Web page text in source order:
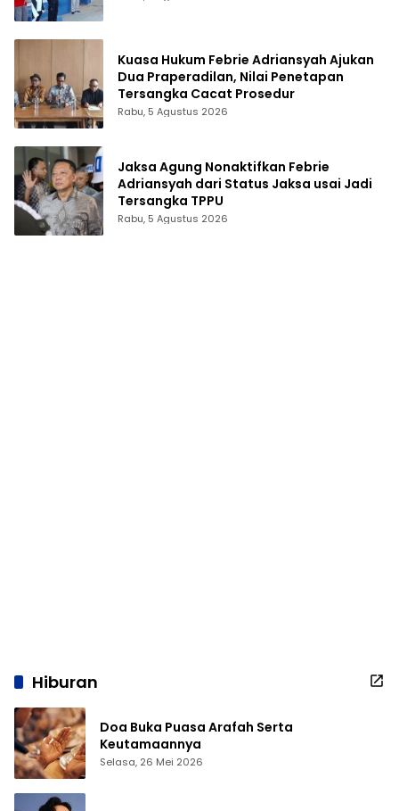
Kuasa Hukum Febrie Adriansyah Ajukan
Dua Praperadilan, Nilai Penetapan
Tersangka Cacat Prosedur
Rabu, 5 Agustus 2026
Jaksa Agung Nonaktifkan Febrie
Adriansyah dari Status Jaksa usai Jadi
Tersangka TPPU
Rabu, 5 Agustus 2026
Hiburan
Doa Buka Puasa Arafah Serta
Keutamaannya
Selasa, 26 Mei 2026